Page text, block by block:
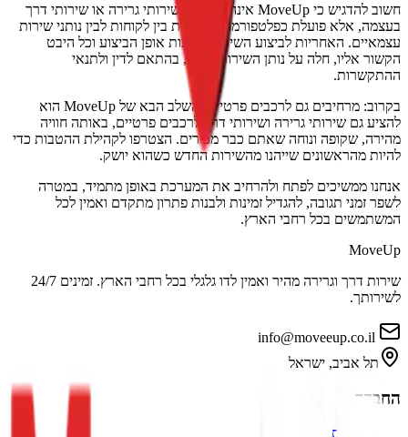
חשוב להדגיש כי MoveUp אינה מספקת שירותי גרירה או שירותי דרך
המחברת בין לקוחות לבין נותני שירות
השירות, לרבות אופן הביצוע וכל היבט
השירות בלבד, בהתאם לדין ולתנאי
בקרוב: מרחיבים גם לרכבים פרטיים. השלב הבא של MoveUp הוא
דרך לרכבים פרטיים, באותה חוויה
כבר מכירים. הצטרפו לקהילת ההטבות כדי
מהשירות החדש כשהוא יושק.
את המערכת באופן מתמיד, במטרה
זמינות ולבנות פתרון מתקדם ואמין לכל
שירות דרך וגרירה מהיר ואמין לדו גלגלי בכל רחבי הארץ. זמינים 24/7